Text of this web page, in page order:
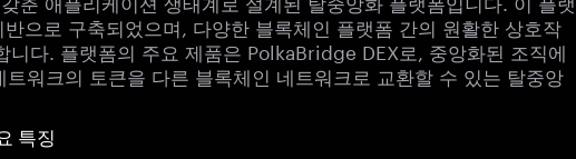
으로 구축되었으며, 다양한 블록체인 플랫폼 간의 원활한 상호작
니다. 플랫폼의 주요 제품은 PolkaBridge DEX로, 중앙화된 조직에
워크의 토큰을 다른 블록체인 네트워크로 교환할 수 있는 탈중앙
특징